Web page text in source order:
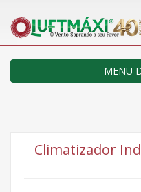
MENU
Climatizador